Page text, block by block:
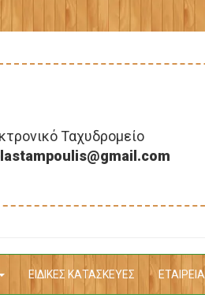
Ταχυδρομείο
ΕΙΔΙΚΕΣ ΚΑΤΑΣΚΕΥΕΣ ΕΤΑΙΡΕΙΑ